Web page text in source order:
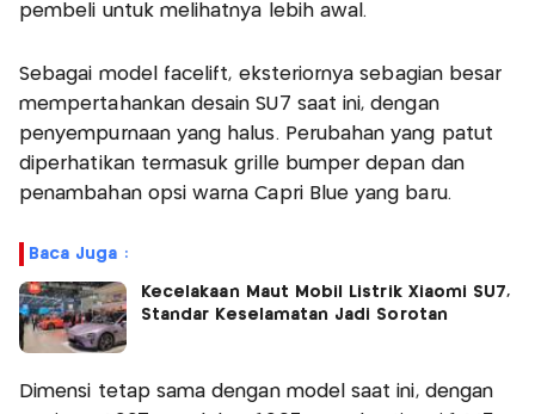
pembeli untuk melihatnya lebih awal.
Sebagai model facelift, eksteriornya sebagian besar
mempertahankan desain SU7 saat ini, dengan
penyempurnaan yang halus. Perubahan yang patut
diperhatikan termasuk grille bumper depan dan
penambahan opsi warna Capri Blue yang baru.
Baca Juga :
Kecelakaan Maut Mobil Listrik Xiaomi SU7,
Standar Keselamatan Jadi Sorotan
Dimensi tetap sama dengan model saat ini, dengan